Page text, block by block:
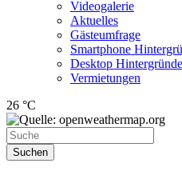
Videogalerie
Aktuelles
Gästeumfrage
Smartphone
Desktop Hintergründe
Vermietungen
26 °C
Suchen